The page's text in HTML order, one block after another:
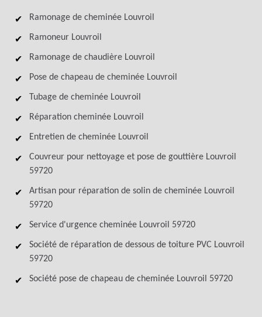
Ramonage de cheminée Louvroil
Ramoneur Louvroil
Ramonage de chaudière Louvroil
Pose de chapeau de cheminée Louvroil
Tubage de cheminée Louvroil
Réparation cheminée Louvroil
Entretien de cheminée Louvroil
Couvreur pour nettoyage et pose de gouttière Louvroil
59720
Artisan pour réparation de solin de cheminée Louvroil
59720
Service d'urgence cheminée Louvroil 59720
Société de réparation de dessous de toiture PVC Louvroil
59720
Société pose de chapeau de cheminée Louvroil 59720